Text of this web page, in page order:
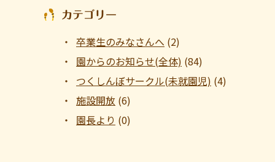
カテゴリー
卒業生のみなさんへ (2)
園からのお知らせ(全体) (84)
つくしんぼサークル(未就園児) (4)
施設開放 (6)
園長より (0)